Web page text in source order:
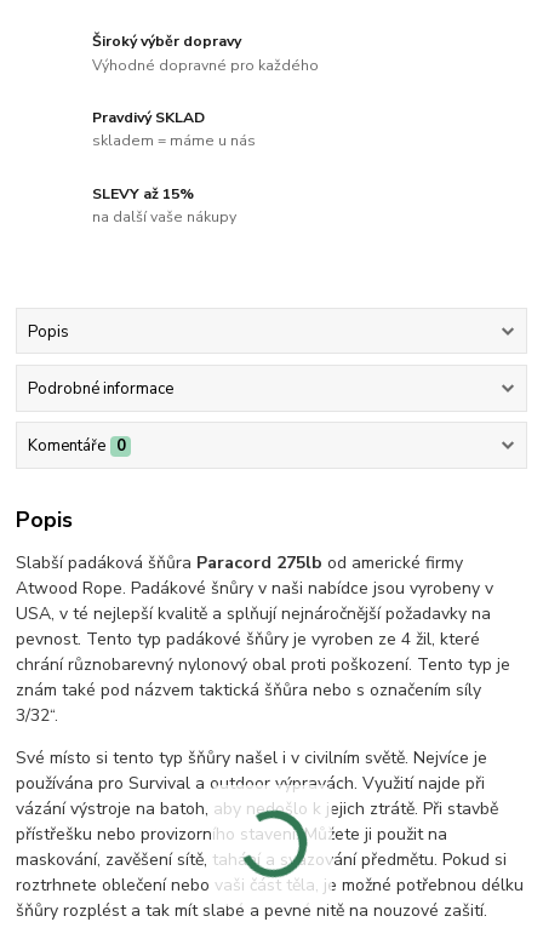
Široký výběr dopravy
Výhodné dopravné pro každého
Pravdivý SKLAD
skladem = máme u nás
SLEVY až 15%
na další vaše nákupy
Popis
Podrobné informace
Komentáře 0
Popis
Slabší padáková šňůra Paracord 275lbod americké firmy
Atwood Rope. Padákové šnůry v naši nabídce jsou vyrobeny v
USA, v té nejlepší kvalitě a splňují nejnáročnější požadavky na
pevnost. Tento typ padákové šňůry je vyroben ze 4 žil, které
chrání různobarevný nylonový obal proti poškození. Tento typ je
znám také pod názvem taktická šňůra nebo s označením síly
3/32“.
Své místo si tento typ šňůry našel i v civilním světě. Nejvíce je
používána pro Survival a outdoor výpravách. Využití najde při
vázání výstroje na batoh, aby nedošlo k jejich ztrátě. Při stavbě
přístřešku nebo provizorního stavení. Můžete ji použit na
maskování, zavěšení sítě, tahání a svazování předmětu. Pokud si
roztrhnete oblečení nebo vaši část těla, je možné potřebnou délku
šňůry rozplést a tak mít slabé a pevné nitě na nouzové zašití.